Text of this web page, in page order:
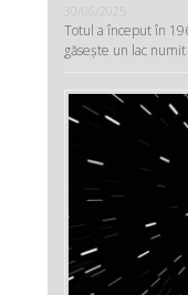
Totul a început în
găsește un lac